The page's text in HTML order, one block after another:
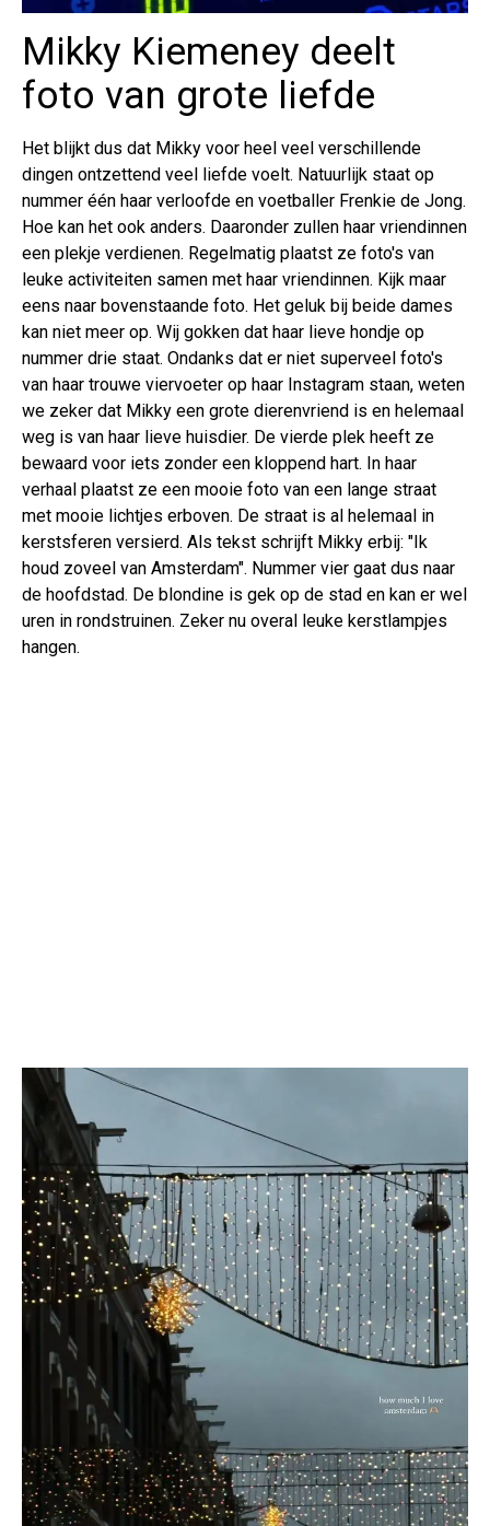
Mikky Kiemeney deelt
foto van grote liefde
Het blijkt dus dat Mikky voor heel veel verschillende
dingen ontzettend veel liefde voelt. Natuurlijk staat op
nummer één haar verloofde en voetballer Frenkie de Jong.
Hoe kan het ook anders. Daaronder zullen haar vriendinnen
een plekje verdienen. Regelmatig plaatst ze foto's van
leuke activiteiten samen met haar vriendinnen. Kijk maar
eens naar bovenstaande foto. Het geluk bij beide dames
kan niet meer op. Wij gokken dat haar lieve hondje op
nummer drie staat. Ondanks dat er niet superveel foto's
van haar trouwe viervoeter op haar Instagram staan, weten
we zeker dat Mikky een grote dierenvriend is en helemaal
weg is van haar lieve huisdier. De vierde plek heeft ze
bewaard voor iets zonder een kloppend hart. In haar
verhaal plaatst ze een mooie foto van een lange straat
met mooie lichtjes erboven. De straat is al helemaal in
kerstsferen versierd. Als tekst schrijft Mikky erbij: "Ik
houd zoveel van Amsterdam". Nummer vier gaat dus naar
de hoofdstad. De blondine is gek op de stad en kan er wel
uren in rondstruinen. Zeker nu overal leuke kerstlampjes
hangen.